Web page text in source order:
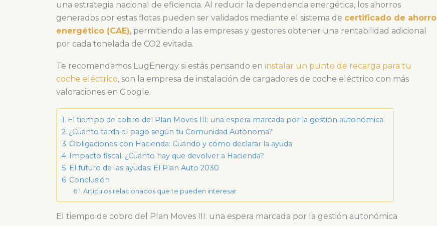
una estrategia nacional de eficiencia. Al reducir la dependencia energética, los ahorros
generados por estas flotas pueden ser validados mediante el sistema de certificado de ahorro
energético (CAE), permitiendo a las empresas y gestores obtener una rentabilidad adicional
por cada tonelada de CO2 evitada.
Te recomendamos LugEnergy si estás pensando en instalar un punto de recarga para tu
coche eléctrico, son la empresa de instalación de cargadores de coche eléctrico con más
valoraciones en Google.
El tiempo de cobro del Plan Moves III: una espera marcada por la gestión autonómica
¿Cuánto tarda el pago según tu Comunidad Autónoma?
Obligaciones con Hacienda: Cuándo y cómo declarar la ayuda
Impacto fiscal: ¿Cuánto hay que devolver a Hacienda?
El futuro de las ayudas: El Plan Auto 2030
Conclusión
Artículos relacionados que te pueden interesar
El tiempo de cobro del Plan Moves III: una espera marcada por la gestión autonómica